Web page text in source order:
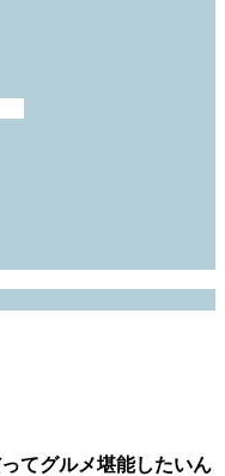
てグルメ堪能したいん